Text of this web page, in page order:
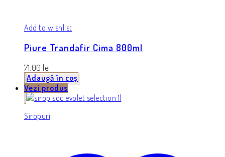
Add to wishlist
Piure Trandafir Cima 800ml
71.00 lei
Adaugă în coș
Vezi produs
Siropuri